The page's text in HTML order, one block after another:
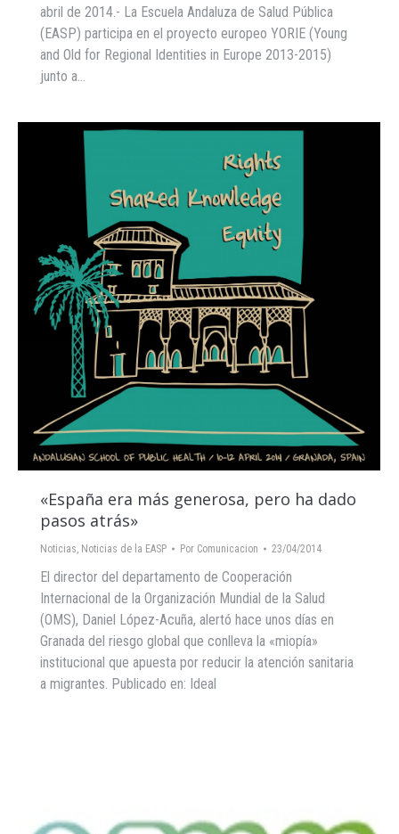
abril de 2014.- La Escuela Andaluza de Salud Pública
(EASP) participa en el proyecto europeo YORIE (Young
and Old for Regional Identities in Europe 2013-2015)
junto a…
«España era más generosa, pero ha dado
pasos atrás»
Noticias, Noticias de la EASP Por Comunicacion 23/04/2014
El director del departamento de Cooperación
Internacional de la Organización Mundial de la Salud
(OMS), Daniel López-Acuña, alertó hace unos días en
Granada del riesgo global que conlleva la «miopía»
institucional que apuesta por reducir la atención sanitaria
a migrantes. Publicado en: Ideal